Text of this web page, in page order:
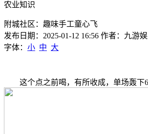
农业知识
附城社区：趣味手工童心飞
发布日期：2025-01-12 16:56 作者：九游娱
字体： 小 中 大
这个点之前喝，有所收成，单场轰下